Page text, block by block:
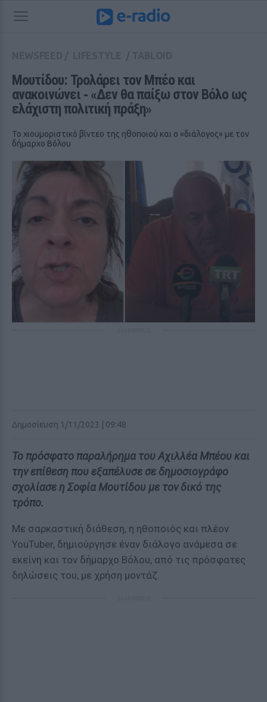
Μουτίδου: Τρολάρει τον Μπέο και
ανακοινώνει ‑ «Δεν θα παίξω στον Βόλο ως
ελάχιστη πολιτική πράξη»
Το χιουμοριστικό βίντεο της ηθοποιού και ο «διάλογος» με τον
δήμαρχο Βόλου
Δημοσίευση 1/11/2023 | 09:48
Το πρόσφατο παραλήρημα του Αχιλλέα Μπέου και
την επίθεση που εξαπέλυσε σε δημοσιογράφο
σχολίασε η Σοφία Μουτίδου με τον δικό της
τρόπο.
Με σαρκαστική διάθεση, η ηθοποιός και πλέον
YouTuber, δημιούργησε έναν διάλογο ανάμεσα σε
εκείνη και τον δήμαρχο Βόλου, από τις πρόσφατες
δηλώσεις του, με χρήση μοντάζ.